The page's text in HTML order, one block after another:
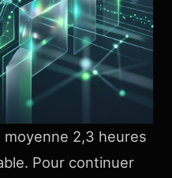
2,3 heures
Pour continuer